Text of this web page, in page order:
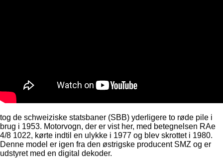
tog de schweiziske statsbaner (SBB) yderligere to røde pile i
brug i 1953. Motorvogn, der er vist her, med betegnelsen RAe
4/8 1022, kørte indtil en ulykke i 1977 og blev skrottet i 1980.
Denne model er igen fra den østrigske producent SMZ og er
udstyret med en digital dekoder.